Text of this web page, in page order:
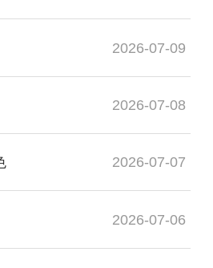
2026-07-09
2026-07-08
2026-07-07
2026-07-06